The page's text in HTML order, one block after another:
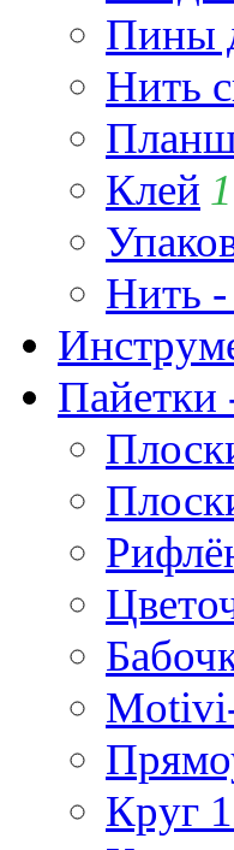
Пины
Нить
Клей 1
Нить
Пайетки
Круг